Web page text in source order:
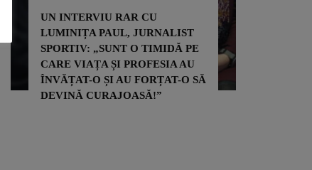
UN INTERVIU RAR CU
LUMINIȚA PAUL, JURNALIST
SPORTIV: „SUNT O TIMIDĂ PE
CARE VIAȚA ȘI PROFESIA AU
ÎNVĂȚAT-O ȘI AU FORȚAT-O SĂ
DEVINĂ CURAJOASĂ!”